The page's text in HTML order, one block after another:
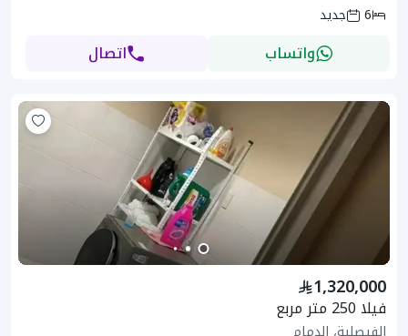
6
جديد
واتساب اتصال
1,320,000
فيلا 250 متر مربع